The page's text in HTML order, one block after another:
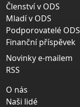
Členství v ODS
Mladí v ODS
Podporovatelé ODS
Finanční příspěvek
Novinky e-mailem
RSS
O nás
Naši lidé